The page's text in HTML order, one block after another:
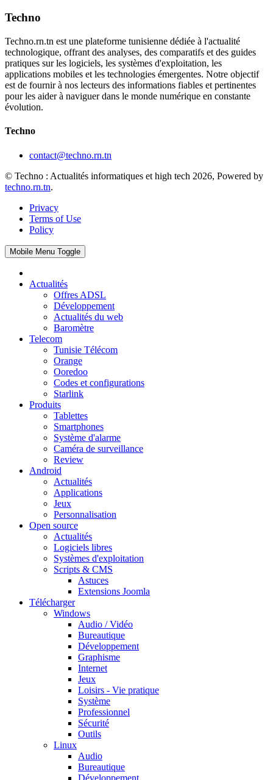
Techno
Techno.rn.tn est une plateforme tunisienne dédiée à l'actualité
technologique, offrant des analyses, des comparatifs et des guides
pratiques sur les logiciels, les systèmes d'exploitation, les
applications mobiles et les technologies émergentes. Notre objectif
est de fournir à nos lecteurs des informations fiables et pertinentes
pour les aider à naviguer dans le monde numérique en constante
évolution.
Techno
contact@techno.rn.tn
© Techno : Actualités informatiques et high tech 2026, Powered by
techno.rn.tn.
Privacy
Terms of Use
Policy
Mobile Menu Toggle
Actualités
Offres ADSL
Développement
Actualités du web
Baromètre
Telecom
Tunisie Télécom
Orange
Ooredoo
Codes et configurations
Starlink
Produits
Tablettes
Smartphones
Système d'alarme
Caméra de surveillance
Review
Android
Actualités
Applications
Jeux
Personnalisation
Open source
Actualités
Logiciels libres
Systèmes d'exploitation
Scripts & CMS
Astuces
Extensions Joomla
Télécharger
Windows
Audio / Vidéo
Bureautique
Développement
Graphisme
Internet
Jeux
Loisirs - Vie pratique
Système
Professionnel
Sécurité
Outils
Linux
Audio
Bureautique
Développement